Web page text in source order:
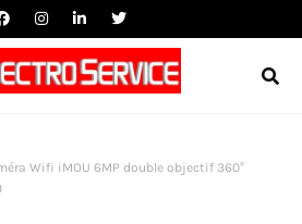
Wifi iMOU 6MP double objectif 360°